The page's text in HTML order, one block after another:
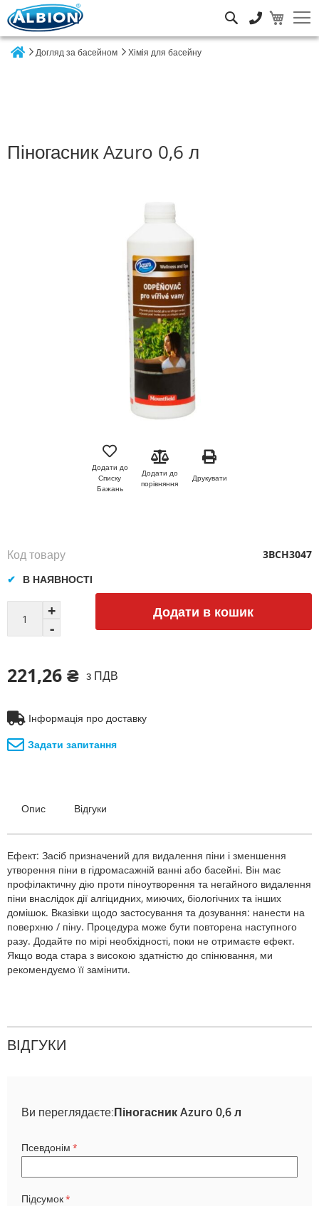
Догляд за басейном Хімія для басейну
Піногасник Azuro 0,6 л
Додати до
Списку
Бажань
Додати до
порівняння
Друкувати
Додати в кошик
221,26 ₴ з ПДВ
В НАЯВНОСТІ
Код товару 3BCH3047
Інформація про доставку
Задати запитання
Опис Відгуки
Ефект: Засіб призначений для видалення піни і зменшення
утворення піни в гідромасажній ванні або басейні. Він має
профілактичну дію проти піноутворення та негайного видалення
піни внаслідок дії алгіцидних, миючих, біологічних та інших
домішок. Вказівки щодо застосування та дозування: нанести на
поверхню / піну. Процедура може бути повторена наступного
разу. Додайте по мірі необхідності, поки не отримаєте ефект.
Якщо вода стара з високою здатністю до спінювання, ми
рекомендуємо її замінити.
ВІДГУКИ
Ви переглядаєте:Піногасник Azuro 0,6 л
Псевдонім
Підсумок